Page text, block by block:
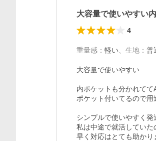
大容量で使いやすい
4
重量感 ： 軽い 生地 ： 普
大容量で使いやすい
内ポケットも分かれて
ポケット付いてるので
シンプルで使いやすく
私は中途で就活していた
早く対応はとても助かり